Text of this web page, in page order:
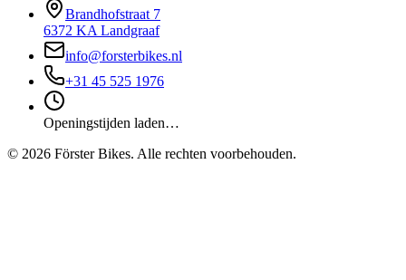
Brandhofstraat 7
6372 KA Landgraaf
info@forsterbikes.nl
+31 45 525 1976
Openingstijden laden…
© 2026 Förster Bikes. Alle rechten voorbehouden.